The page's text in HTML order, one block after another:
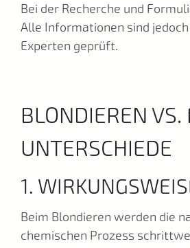
Bei der Recherche und
Alle Informationen sind
Experten geprüft.
BLONDIEREN
UNTERSCHIEDE
1.
Beim Blondieren werden die
chemischen Prozess